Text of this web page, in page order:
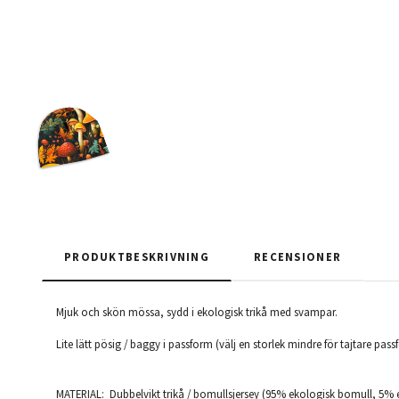
PRODUKTBESKRIVNING RECENSIONER
Mjuk och skön mössa, sydd i ekologisk trikå med svampar.
Lite lätt pösig / baggy i passform (välj en storlek mindre för tajtare
MATERIAL: Dubbelvikt trikå / bomullsjersey (95% ekologisk bomull, 5%